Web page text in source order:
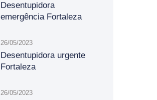
Desentupidora
emergência Fortaleza
26/05/2023
Desentupidora urgente
Fortaleza
26/05/2023